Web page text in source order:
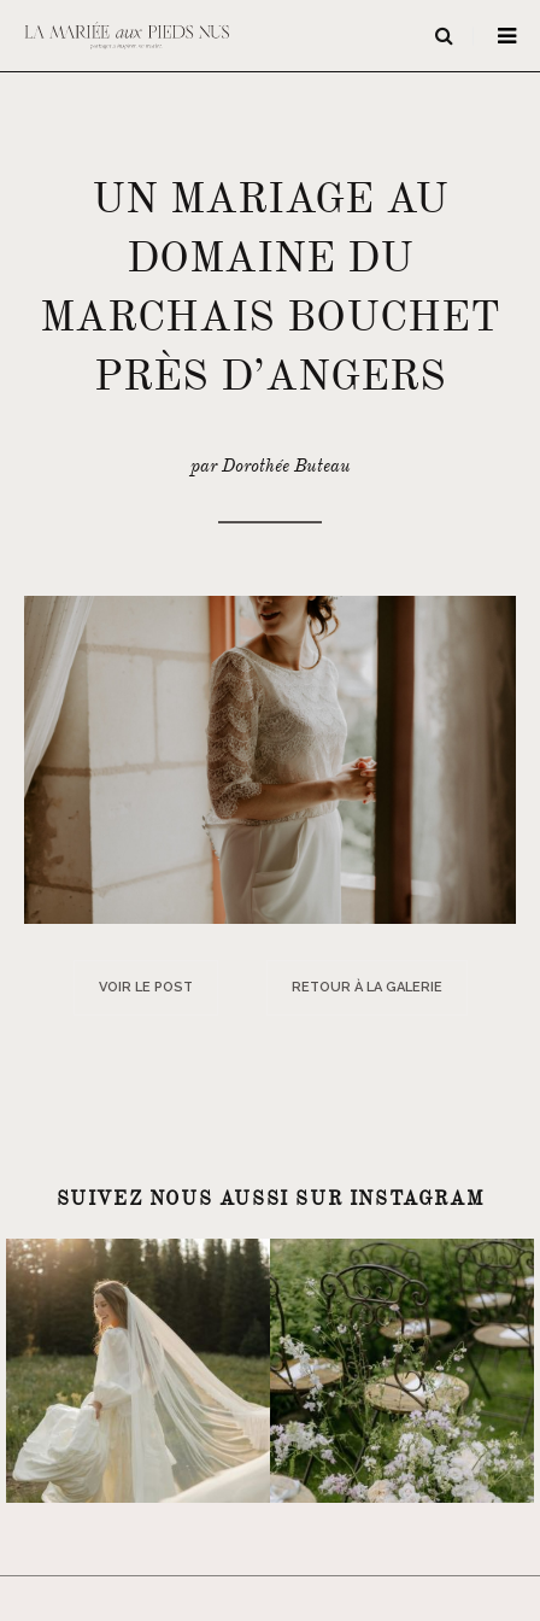
UN MARIAGE AU
DOMAINE DU
MARCHAIS BOUCHET
PRÈS D’ANGERS
par Dorothée Buteau
VOIR LE POST RETOUR À LA GALERIE
SUIVEZ NOUS AUSSI SUR INSTAGRAM